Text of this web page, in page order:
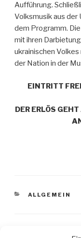
Aufführung.
Volksmusik aus der
dem Programm.
mit ihren
ukrainischen
der Nation in der
EINTRITT
DER ERLÖS
ALLGEMEIN